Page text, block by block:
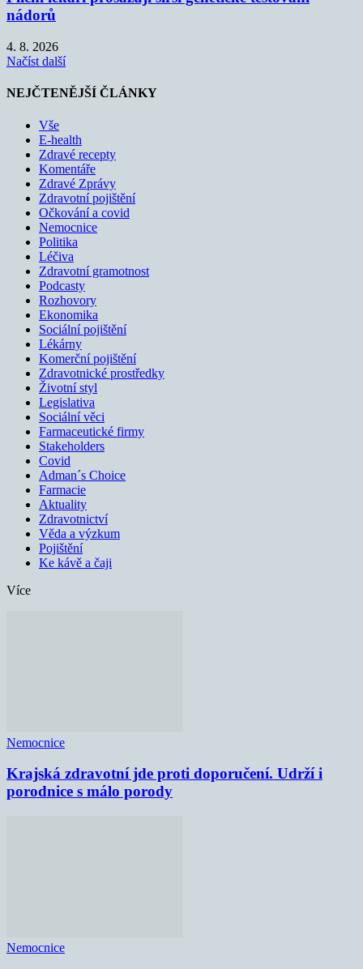
nádorů
4. 8. 2026
Načíst další
NEJČTENĚJŠÍ ČLÁNKY
Vše
E-health
Zdravé recepty
Komentáře
Zdravé Zprávy
Zdravotní pojištění
Očkování a covid
Nemocnice
Politika
Léčiva
Zdravotní gramotnost
Podcasty
Rozhovory
Ekonomika
Sociální pojištění
Lékárny
Komerční pojištění
Zdravotnické prostředky
Životní styl
Legislativa
Sociální věci
Farmaceutické firmy
Stakeholders
Covid
Adman´s Choice
Farmacie
Aktuality
Zdravotnictví
Věda a výzkum
Pojištění
Ke kávě a čaji
Více
Nemocnice
Krajská zdravotní jde proti doporučení. Udrží i
porodnice s málo porody
Nemocnice